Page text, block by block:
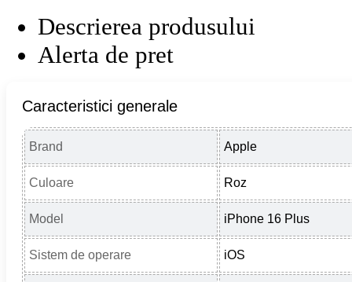
Descrierea produsului
Alerta de pret
Caracteristici generale
Brand Apple
Culoare Roz
Model iPhone 16 Plus
Sistem de operare iOS